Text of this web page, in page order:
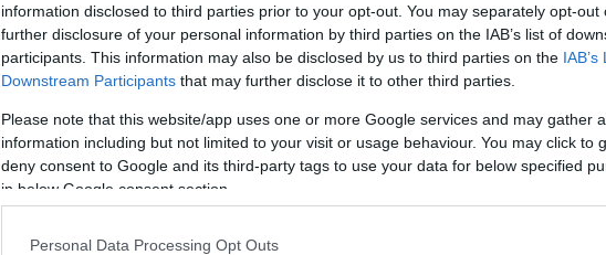
information disclosed to third parties prior to your opt-out. You may separately opt-out
further disclosure of your personal information by third parties on the IAB’s list of
participants. This information may also be disclosed by us to third parties on the IAB’s
Downstream Participants that may further disclose it to other third parties.
Please note that this website/app uses one or more Google services and may gather
information including but not limited to your visit or usage behaviour. You may click to
deny consent to Google and its third-party tags to use your data for below specified
in below Google consent section.
Personal Data Processing Opt Outs